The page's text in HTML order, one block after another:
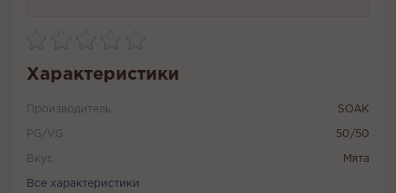
Характеристики
Производитель SOAK
PG/VG 50/50
Вкус Мята
Все характеристики